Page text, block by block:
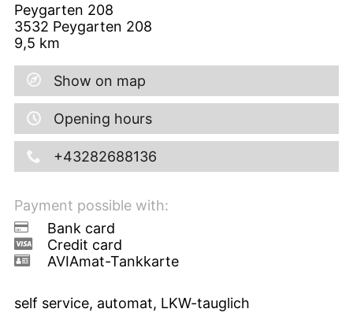
Peygarten 208
3532 Peygarten 208
9,5 km
Show on map
Opening hours
+43282688136
Payment possible with:
Bank card
Credit card
AVIAmat-Tankkarte
self service, automat, LKW-tauglich